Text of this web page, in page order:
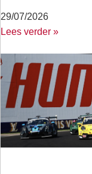
29/07/2026
Lees verder »